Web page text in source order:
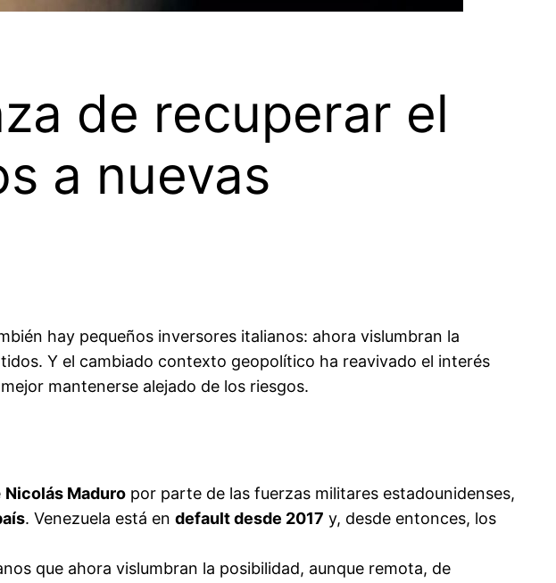
de recuperar el
a nuevas
hay pequeños inversores italianos: ahora vislumbran la
Y el cambiado contexto geopolítico ha reavivado el interés
mantenerse alejado de los riesgos.
Nicolás Maduro por parte de las fuerzas militares estadounidenses,
. Venezuela está en default desde 2017 y, desde entonces, los
que ahora vislumbran la posibilidad, aunque remota, de